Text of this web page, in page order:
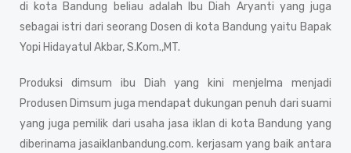
di kota Bandung beliau adalah Ibu Diah Aryanti yang juga
sebagai istri dari seorang Dosen di kota Bandung yaitu Bapak
Yopi Hidayatul Akbar, S.Kom.,MT.
Produksi dimsum ibu Diah yang kini menjelma menjadi
Produsen Dimsum juga mendapat dukungan penuh dari suami
yang juga pemilik dari usaha jasa iklan di kota Bandung yang
diberinama jasaiklanbandung.com. kerjasam yang baik antara